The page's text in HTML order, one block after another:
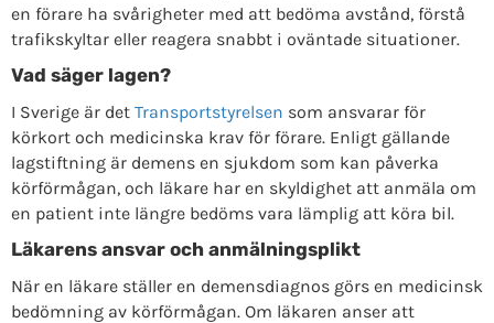
en förare ha svårigheter med att bedöma avstånd, förstå
trafikskyltar eller reagera snabbt i oväntade situationer.
Vad säger lagen?
I Sverige är det Transportstyrelsen som ansvarar för
körkort och medicinska krav för förare. Enligt gällande
lagstiftning är demens en sjukdom som kan påverka
körförmågan, och läkare har en skyldighet att anmäla om
en patient inte längre bedöms vara lämplig att köra bil.
Läkarens ansvar och anmälningsplikt
När en läkare ställer en demensdiagnos görs en medicinsk
bedömning av körförmågan. Om läkaren anser att